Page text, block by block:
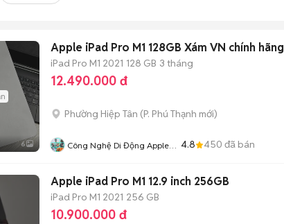
6
Apple iPad Pro M1 128GB Xám VN chính hãng
iPad Pro M1 2021 128 GB 3 tháng
12.490.000 đ
Phường Hiệp Tân (P. Phú Thạnh mới)
Công Nghệ Di Động Apple
4.8 450 đã bán
Apple iPad Pro M1 12.9 inch 256GB
iPad Pro M1 2021 256 GB
10.900.000 đ